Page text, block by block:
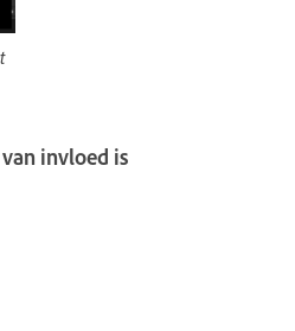
invloed is